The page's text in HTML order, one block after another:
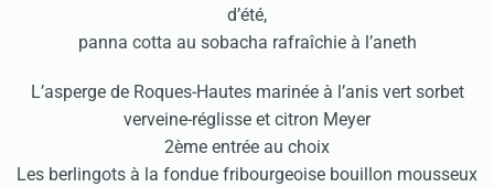
d’été,
panna cotta au sobacha rafraîchie à l’aneth
L’asperge de Roques-Hautes marinée à l’anis vert sorbet
verveine-réglisse et citron Meyer
2ème entrée au choix
Les berlingots à la fondue fribourgeoise bouillon mousseux